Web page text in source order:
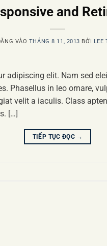
and
VÀO THÁNG 8 11, 2013 BỞI LEE
adipiscing elit. Nam sed
Phasellus in leo ornare,
velit a iaculis. Class
[…]
TIẾP TỤC ĐỌC →